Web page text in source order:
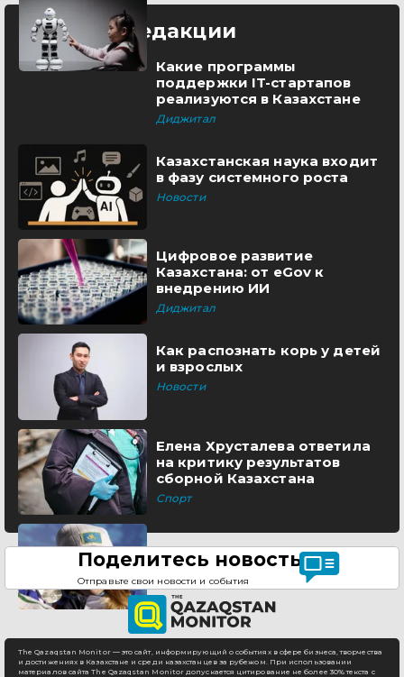
Выбор редакции
Какие программы
поддержки IT-стартапов
реализуются в Казахстане
Диджитал
Казахстанская наука входит
в фазу системного роста
Новости
Цифровое развитие
Казахстана: от eGov к
внедрению ИИ
Диджитал
Как распознать корь у детей
и взрослых
Новости
Елена Хрусталева ответила
на критику результатов
сборной Казахстана
Спорт
Поделитесь новостью
Отправьте свои новости и события
The Qazaqstan Monitor — это сайт, информирующий о событиях в сфере бизнеса, творчества
и достижениях в Казахстане и среди казахстанцев за рубежом. При использовании
материалов сайта The Qazaqstan Monitor допускается цитирование не более 30% текста с